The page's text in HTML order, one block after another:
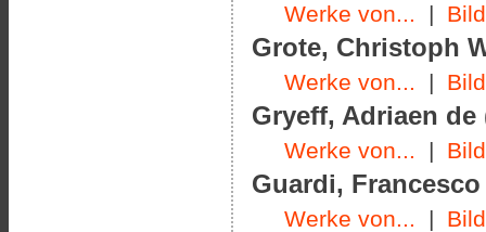
Werke von... |
Grote, Christoph
Werke von... |
Gryeff, Adriaen de
Werke von... |
Guardi, Francesco
Werke von... |